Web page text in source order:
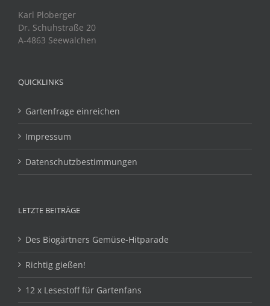
Karl Ploberger
Dr. Schuhstraße 20
A-4863 Seewalchen
QUICKLINKS
Gartenfrage einreichen
Impressum
Datenschutzbestimmungen
LETZTE BEITRÄGE
Des Biogärtners Gemüse-Hitparade
Richtig gießen!
12 x Lesestoff für Gartenfans